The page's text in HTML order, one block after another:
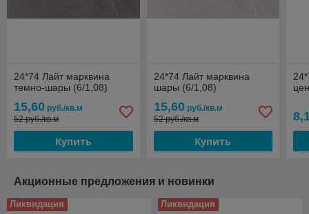
24*74 Лайт марквина
темно-шары (6/1,08)
15,60 руб./кв.м
52 руб./кв.м
Купить
24*74 Лайт марквина
шары (6/1,08)
15,60руб./кв.м
52 руб./кв.м
Купить
Акционные предложения и новинки
Ликвидация Ликвидация